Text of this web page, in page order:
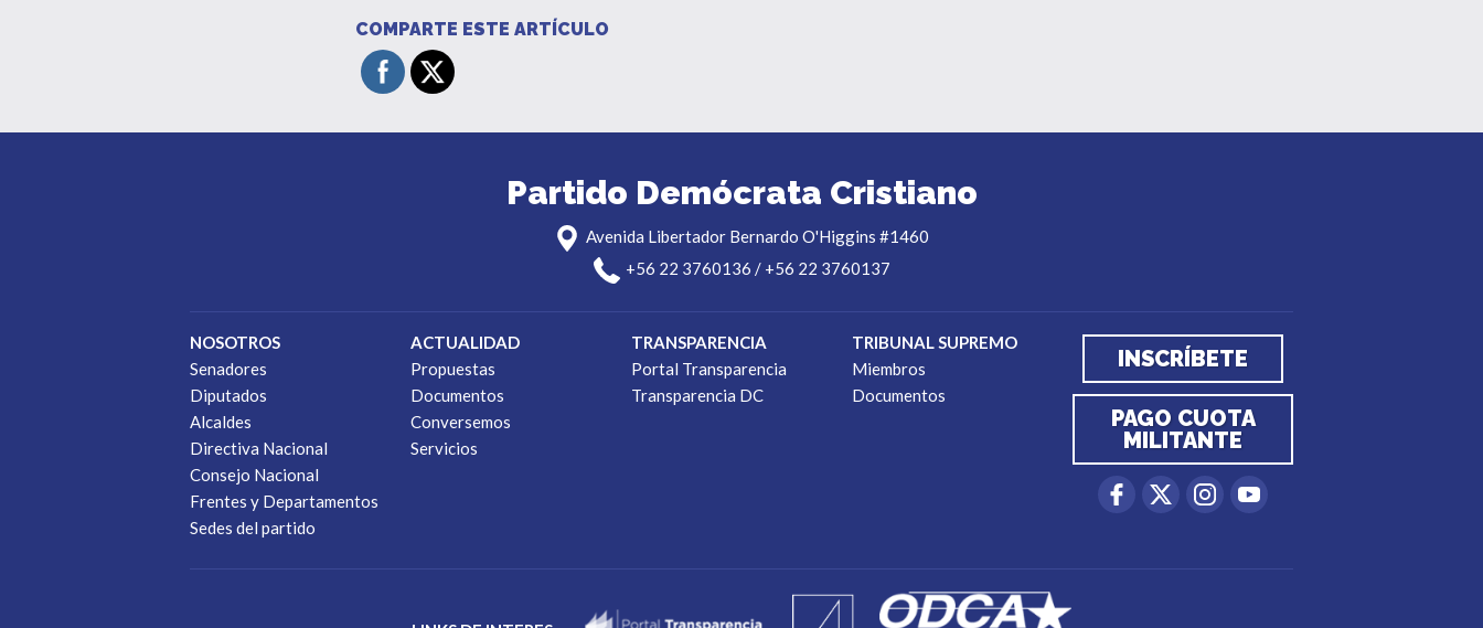
COMPARTE ESTE ARTÍCULO
Partido Demócrata Cristiano
Avenida Libertador Bernardo O'Higgins #1460
+56 22 3760136 / +56 22 3760137
NOSOTROS
Senadores
Diputados
Alcaldes
Directiva Nacional
Consejo Nacional
Frentes y Departamentos
Sedes del partido
ACTUALIDAD
Propuestas
Documentos
Conversemos
Servicios
TRANSPARENCIA
Portal Transparencia
Transparencia DC
TRIBUNAL SUPREMO
Miembros
Documentos
INSCRÍBETE
PAGO CUOTA
MILITANTE